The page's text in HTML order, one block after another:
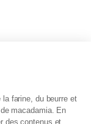
farine, du beurre et
macadamia. En
des contenus et
de fidélité